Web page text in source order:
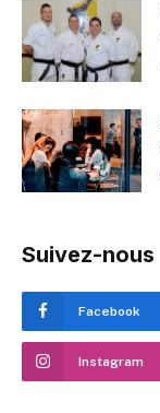
Suivez-nous
Facebook
Instagram